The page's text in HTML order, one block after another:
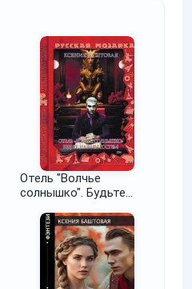
Отель "Волчье
солнышко". Будьте